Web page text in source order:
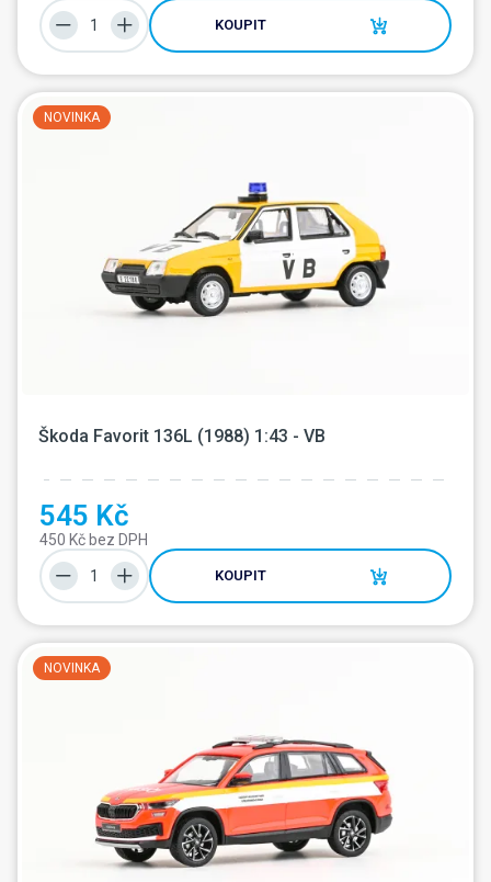
KOUPIT
NOVINKA
Škoda Favorit 136L (1988) 1:43 - VB
545 Kč
450 Kč bez DPH
KOUPIT
NOVINKA